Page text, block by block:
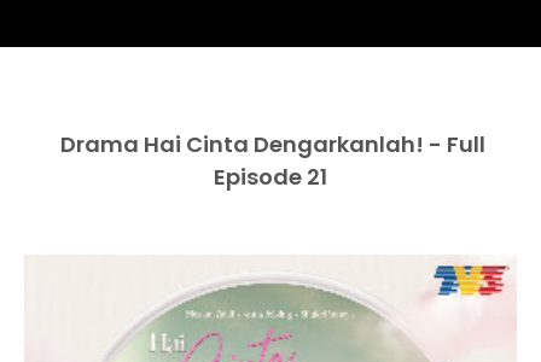
Drama Hai Cinta Dengarkanlah! - Full
Episode 21